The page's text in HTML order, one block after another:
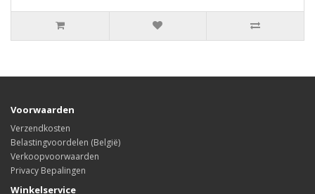
Voorwaarden
Verzendkosten
Belastingvoordelen (België)
Verkoopvoorwaarden
Privacy Bepalingen
Winkelservice